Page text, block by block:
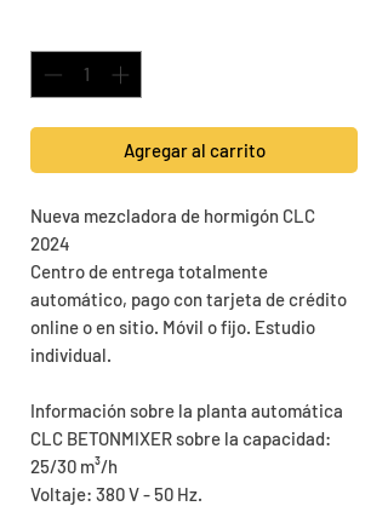
Agregar al carrito
Nueva mezcladora de hormigón CLC
2024
Centro de entrega totalmente
automático, pago con tarjeta de crédito
online o en sitio. Móvil o fijo. Estudio
individual.
Información sobre la planta automática
CLC BETONMIXER sobre la capacidad:
25/30 m³/h
Voltaje: 380 V - 50 Hz.